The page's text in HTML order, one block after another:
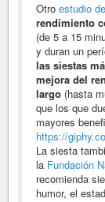
Otro estudio
rendimiento
(de 5 a 15
y duran un
las siestas
mejora del
largo (hasta
que los que
mayores
https://
La siesta
la Fundación
recomienda
humor, el